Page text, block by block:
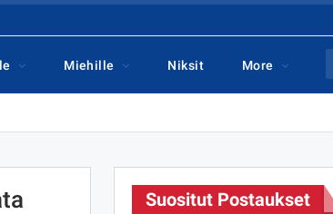
Miehille Niksit More
Suositut Postaukset